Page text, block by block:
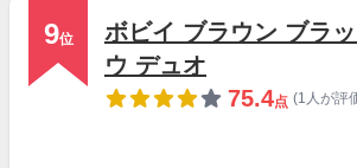
9位
ボビイ ブラウン ブラ
ウ デュオ
75.4点 (1人が評